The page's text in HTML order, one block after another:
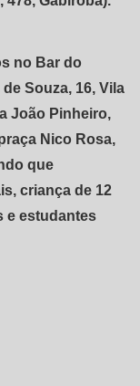
no Bar do
Souza, 16, Vila
João Pinheiro,
Nico Rosa,
que
criança de 12
e estudantes